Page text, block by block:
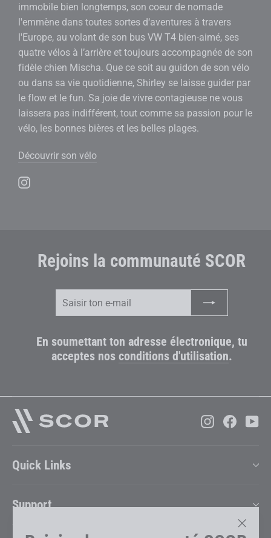
immobile bien longtemps, son coeur de nomade
l'emmène dans toutes sortes d‘aventures à travers
l'Europe, au volant de son bus VW T4 bien-aimé, ses
quatre vélos à l’arrière et toujours accompagnée de son
fidèle chien Mischa. Que ce soit au guidon de son vélo
ou dans sa vie quotidienne, Shirley se laisse guider par
le flow et le fun. Sa joie de vivre contagieuse ne vous
laissera pas indifférent, tout comme sa passion pour le
vélo, les bonnes bières et les belles plages.
Découvrir son vélo
Rejoins la communauté SCOR
En soumettant ton adresse électronique, tu
acceptes nos conditions d'utilisation.
Instagram
Quick Links
Support